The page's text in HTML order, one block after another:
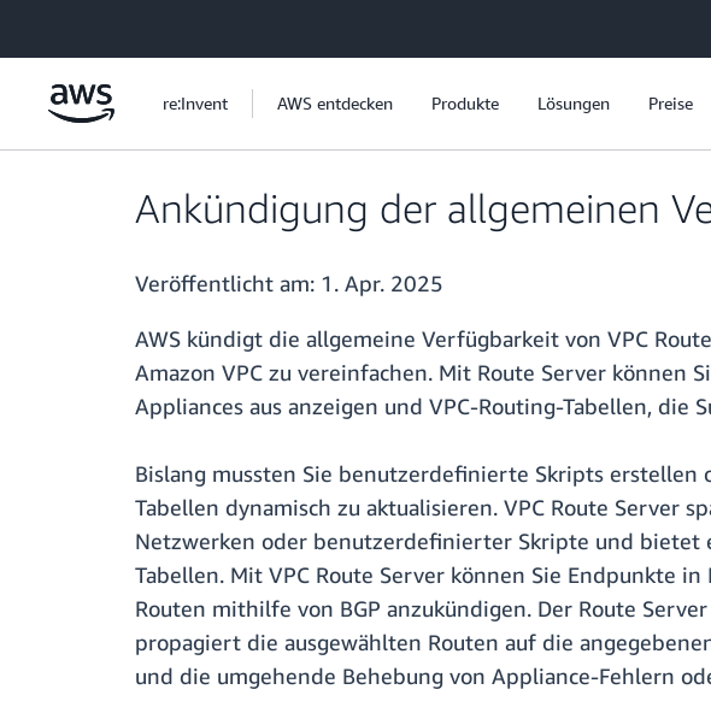
re:Invent AWS entdecken Produkte Lösungen Preise
Ankündigung der allgemeinen
Veröffentlicht am: 1. Apr. 2025
AWS kündigt die allgemeine Verfügbarkeit von VPC
Amazon VPC zu vereinfachen. Mit Route Server können
Appliances aus anzeigen und VPC-Routing-Tabellen,
Bislang mussten Sie benutzerdefinierte Skripts
Tabellen dynamisch zu aktualisieren. VPC Route Server
Netzwerken oder benutzerdefinierter Skripte und bietet
Tabellen. Mit VPC Route Server können Sie Endpunkte
Routen mithilfe von BGP anzukündigen. Der Route
propagiert die ausgewählten Routen auf die
und die umgehende Behebung von Appliance-Fehlern